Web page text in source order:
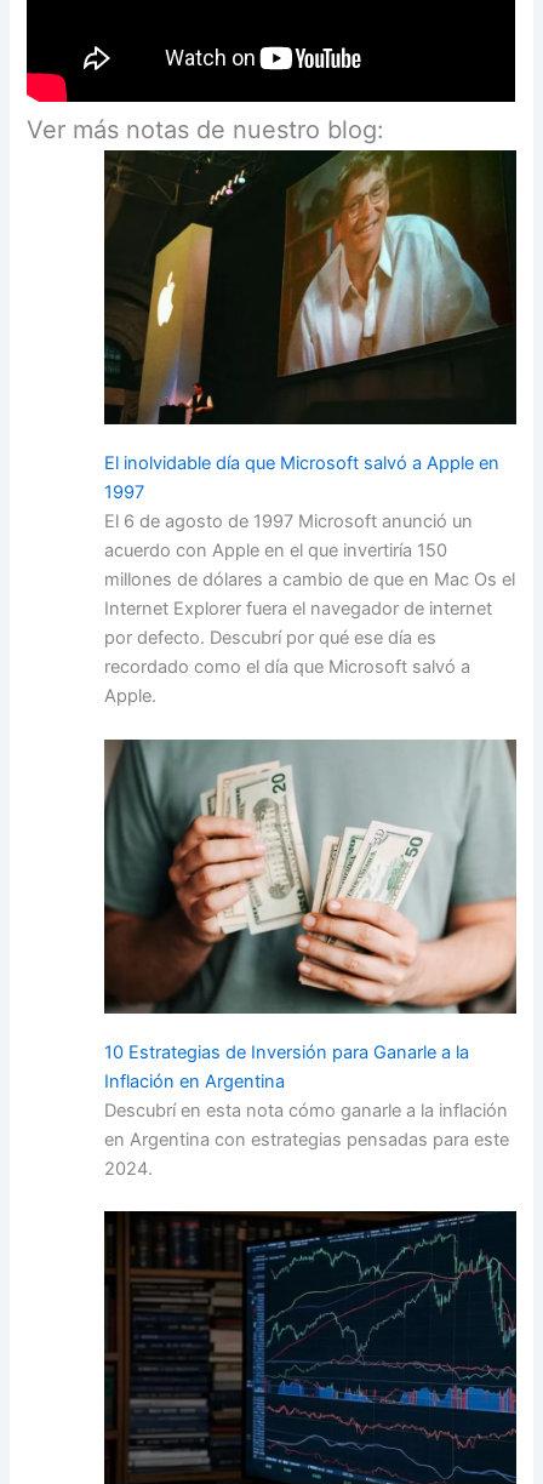
Ver más notas de nuestro blog:
El inolvidable día que Microsoft salvó a Apple en
1997
El 6 de agosto de 1997 Microsoft anunció un
acuerdo con Apple en el que invertiría 150
millones de dólares a cambio de que en Mac Os el
Internet Explorer fuera el navegador de internet
por defecto. Descubrí por qué ese día es
recordado como el día que Microsoft salvó a
Apple.
10 Estrategias de Inversión para Ganarle a la
Inflación en Argentina
Descubrí en esta nota cómo ganarle a la inflación
en Argentina con estrategias pensadas para este
2024.